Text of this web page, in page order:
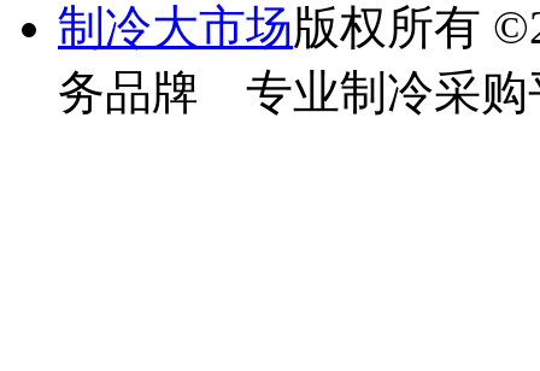
制冷大市场版权所有 ©
务品牌 专业制冷采购